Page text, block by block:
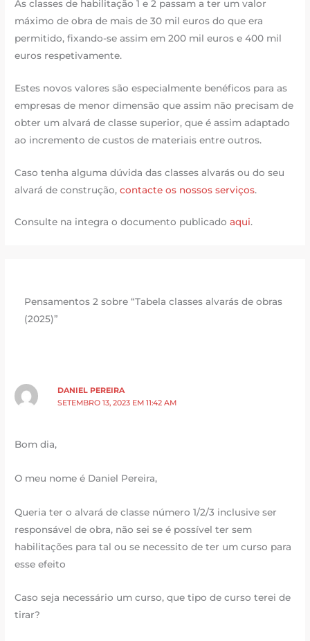
As classes de habilitação 1 e 2 passam a ter um valor
máximo de obra de mais de 30 mil euros do que era
permitido, fixando-se assim em 200 mil euros e 400 mil
euros respetivamente.
Estes novos valores são especialmente benéficos para as
empresas de menor dimensão que assim não precisam de
obter um alvará de classe superior, que é assim adaptado
ao incremento de custos de materiais entre outros.
Caso tenha alguma dúvida das classes alvarás ou do seu
alvará de construção,contacte os nossos serviços.
Consulte na integra o documento publicadoaqui.
Pensamentos 2 sobre “Tabela classes alvarás de obras
(2025)”
DANIEL PEREIRA
SETEMBRO 13, 2023 EM 11:42 AM
Bom dia,
O meu nome é Daniel Pereira,
Queria ter o alvará de classe número 1/2/3 inclusive ser
responsável de obra, não sei se é possível ter sem
habilitações para tal ou se necessito de ter um curso para
esse efeito
Caso seja necessário um curso, que tipo de curso terei de
tirar?